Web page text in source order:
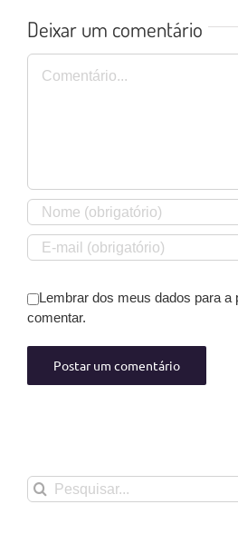
Deixar um comentário
Comentário
Lembrar dos meus dados para a
comentar.
Buscar
resultados